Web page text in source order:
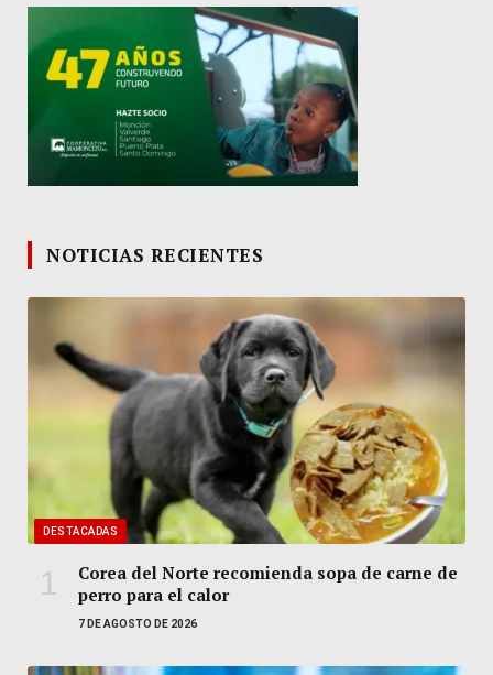
NOTICIAS RECIENTES
DESTACADAS
Corea del Norte recomienda sopa de carne de
perro para el calor
7 DE AGOSTO DE 2026